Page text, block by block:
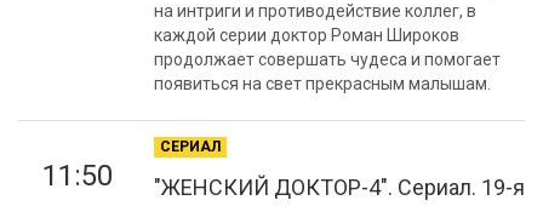
на интриги и противодействие коллег, в
каждой серии доктор Роман Широков
продолжает совершать чудеса и помогает
появиться на свет прекрасным малышам.
11:50
СЕРИАЛ
"ЖЕНСКИЙ ДОКТОР-4". Сериал. 19-я